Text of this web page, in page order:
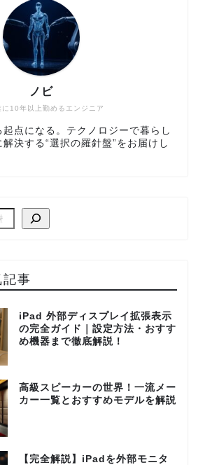
に10年以上勤めるエンジニア
ノビ
点になる。テクノロジーで暮らし
決する“選択の羅針盤”をお届けし
事
iPad 外部ディスプレイ拡張表示
の完全ガイド｜設定方法・おすす
め機器まで徹底解説！
高級スピーカーの世界！一流メー
カー一覧とおすすめモデルを解説
【完全解説】iPadを外部モニタ